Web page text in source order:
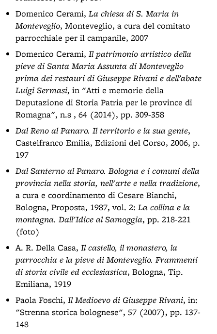
Domenico Cerami, La chiesa di S. Maria in
Monteveglio, Monteveglio, a cura del comitato
parrocchiale per il campanile, 2007
Domenico Cerami, Il patrimonio artistico della
pieve di Santa Maria Assunta di Monteveglio
prima dei restauri di Giuseppe Rivani e dell’abate
Luigi Sermasi, in "Atti e memorie della
Deputazione di Storia Patria per le province di
Romagna", n.s , 64 (2014), pp. 309-358
Dal Reno al Panaro. Il territorio e la sua gente,
Castelfranco Emilia, Edizioni del Corso, 2006, p.
197
Dal Santerno al Panaro. Bologna e i comuni della
provincia nella storia, nell'arte e nella tradizione,
a cura e coordinamento di Cesare Bianchi,
Bologna, Proposta, 1987, vol. 2: La collina e la
montagna. Dall'Idice al Samoggia, pp. 218-221
(foto)
A. R. Della Casa, Il castello, il monastero, la
parrocchia e la pieve di Monteveglio. Frammenti
di storia civile ed ecclesiastica, Bologna, Tip.
Emiliana, 1919
Paola Foschi, Il Medioevo di Giuseppe Rivani, in:
"Strenna storica bolognese", 57 (2007), pp. 137-
148